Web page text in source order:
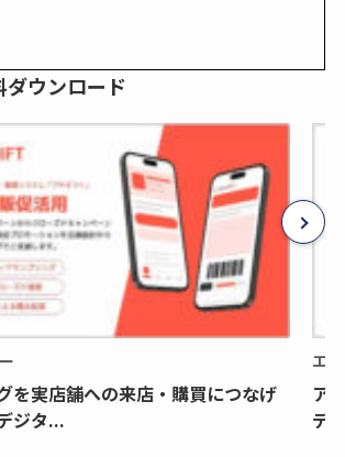
ダウンロード
を実店舗への来店・購買につなげ
ジタ...
エ
ア
デ